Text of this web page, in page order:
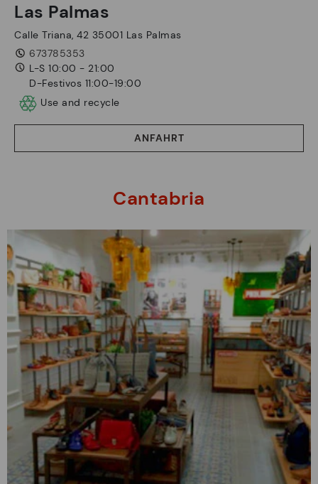
Las Palmas
Calle Triana, 42 35001 Las Palmas
673785353
L-S 10:00 - 21:00
D-Festivos 11:00-19:00
Use and recycle
ANFAHRT
Cantabria